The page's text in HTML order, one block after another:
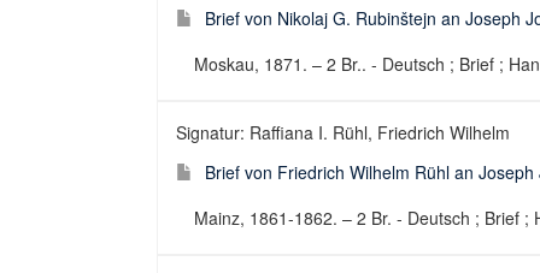
Brief von Nikolaj G. Rubinštejn an Joseph
Moskau, 1871. – 2 Br.. - Deutsch ; Brief ;
Signatur: Raffiana I. Rühl, Friedrich Wilhelm
Brief von Friedrich Wilhelm Rühl an
Mainz, 1861-1862. – 2 Br. - Deutsch ; Brief ;